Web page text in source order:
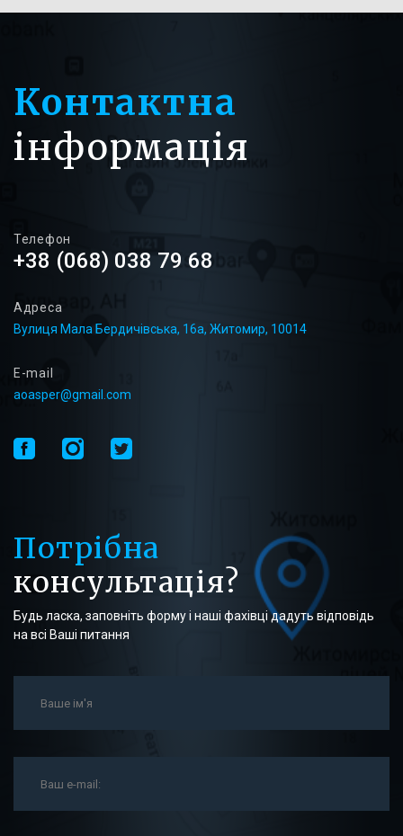
Контактна
інформація
Телефон
+38 (068) 038 79 68
Адреса
Вулиця Мала Бердичівська, 16а, Житомир, 10014
E-mail
aoasper@gmail.com
Потрібна
консультація?
Будь ласка, заповніть форму і наші фахівці дадуть відповідь
на всі Ваші питання